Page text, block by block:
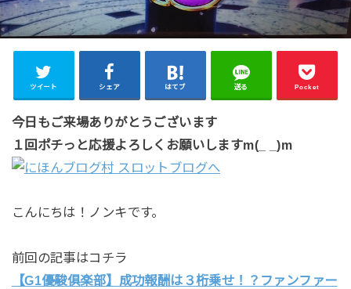
ツイート シェア はてブ 送る Pocket
今日もご来場ありがとうございます
１回ポチっと応援よろしくお願いしますm(_ _)m
こんにちは！ノンキです。
前回の記事はコチラ
【G1優駿俱楽部】成功報酬は３桁乗せ！？ファンファー